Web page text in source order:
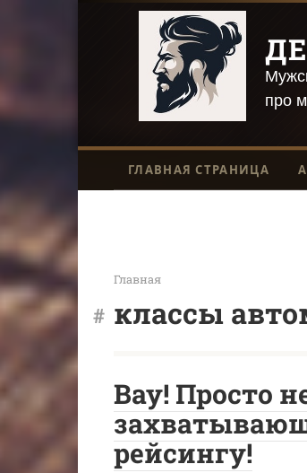
про
ГЛАВНАЯ СТРАНИЦА
Главная
классы
Вау! Просто
рейсингу!